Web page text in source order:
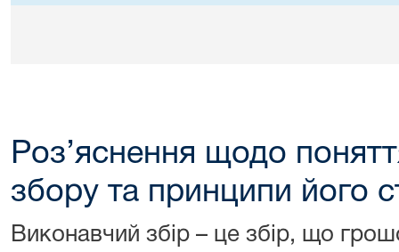
Роз’яснення щодо
збору та принципи його
Виконавчий збір – це збір, що